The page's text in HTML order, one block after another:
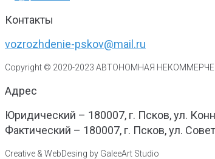
Контакты
vozrozhdenie-pskov@mail.ru
Copyright © 2020-2023 АВТОНОМНАЯ
Адрес
Юридический – 180007, г. Псков, ул.
Фактический – 180007, г. Псков, ул.
Creative & WebDesing by GaleeArt Studio